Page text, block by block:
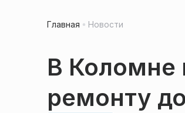
Главная Новости
В Коломне
ремонту